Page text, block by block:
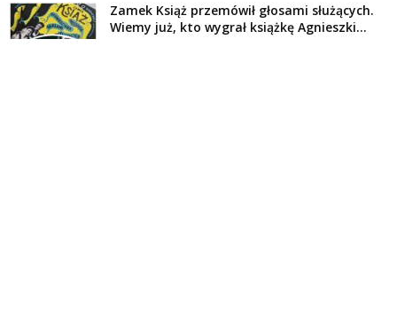
Zamek Książ przemówił głosami służących.
Wiemy już, kto wygrał książkę Agnieszki...